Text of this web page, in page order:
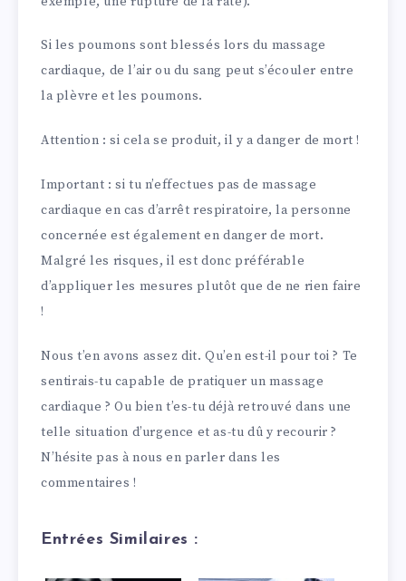
Si les poumons sont blessés lors du massage
cardiaque, de l’air ou du sang peut s’écouler entre
la plèvre et les poumons.
Attention : si cela se produit, il y a danger de mort !
Important : si tu n’effectues pas de massage
cardiaque en cas d’arrêt respiratoire, la personne
concernée est également en danger de mort.
Malgré les risques, il est donc préférable
d’appliquer les mesures plutôt que de ne rien faire
!
Nous t’en avons assez dit. Qu’en est-il pour toi ? Te
sentirais-tu capable de pratiquer un massage
cardiaque ? Ou bien t’es-tu déjà retrouvé dans une
telle situation d’urgence et as-tu dû y recourir ?
N’hésite pas à nous en parler dans les
commentaires !
Entrées Similaires :